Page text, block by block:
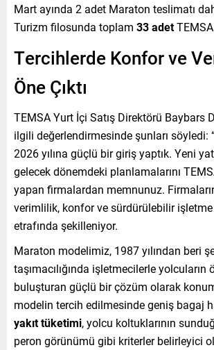
Mart ayında 2 adet Maraton teslimatı
Turizm filosunda toplam 33 adetTEMSA
Tercihlerde Konfor ve
Öne Çıktı
TEMSA Yurt İçi Satış Direktörü Baybars
ilgili değerlendirmesinde şunları söyledi:
2026 yılına güçlü bir giriş yaptık. Yeni
gelecek dönemdeki planlamalarını
yapan firmalardan memnunuz.
verimlilik, konfor ve sürdürülebilir
etrafında şekilleniyor.
Maraton modelimiz, 1987 yılından beri
taşımacılığında işletmecilerle yolcuların
buluşturan güçlü bir çözüm olarak
modelin tercih edilmesinde geniş bagaj
yakıt tüketimi, yolcu koltuklarının
peron görünümü gibi kriterler belirleyici